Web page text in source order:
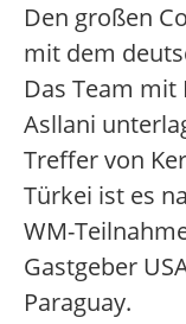
Den großen
mit dem
Das Team
Asllani
Treffer von
Türkei ist es
WM-
Gastgeber
Paraguay.